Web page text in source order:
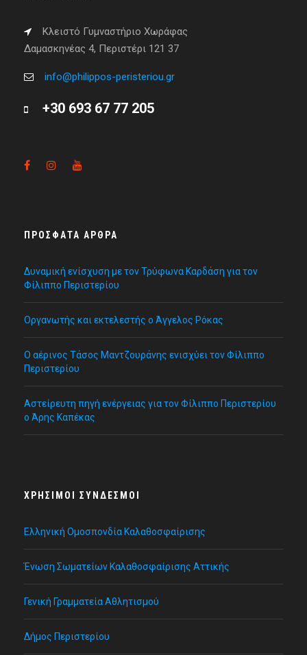
Κλειστό Γυμναστήριο Χωράφας
Δαμασκηνέας 4, Περιστέρι 121 37
info@philippos-peristeriou.gr
+30 693 67 77 205
ΠΡΌΣΦΑΤΑ ΆΡΘΡΑ
Δυναμική ενίσχυση με τον Τρύφωνα Καρδάση για τον
Φίλιππο Περιστερίου
Οργανωτής και εκτελεστής ο Άγγελος Ρόκας
Ο αέρινος Τάσος Μαντζουράνης ενισχύει τον Φίλιππο
Περιστερίου
Αστείρευτη πηγή ενέργειας για τον Φίλιππο Περιστερίου
ο Άρης Καπέκας
ΧΡΉΣΙΜΟΙ ΣΎΝΔΕΣΜΟΙ
Ελληνική Ομοσπονδία Καλαθοσφαίρισης
Ένωση Σωματείων Καλαθοσφαίρισης Αττικής
Γενική Γραμματεία Αθλητισμού
Δήμος Περιστερίου